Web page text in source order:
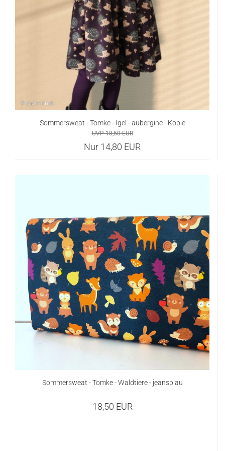
Sommersweat - Tomke - Igel - aubergine - Kopie
UVP 18,50 EUR
Nur 14,80 EUR
Sommersweat - Tomke - Waldtiere - jeansblau
18,50 EUR